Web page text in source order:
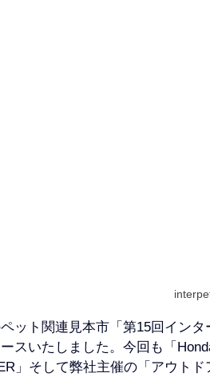
ット関連見本市「第15回イン
スいたしました。今回も「
」そして弊社主催の「アウト